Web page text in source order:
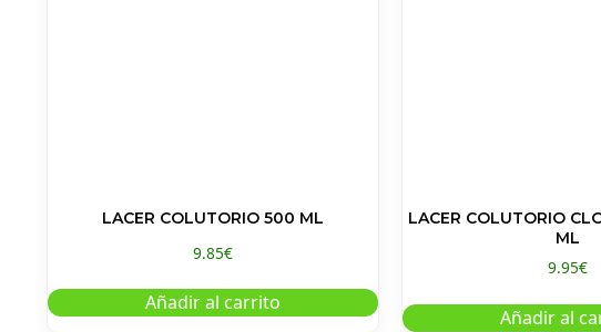
LACER COLUTORIO 500 ML
9.85€
Añadir al carrito
LACER COLUTORIO
ML
9.95€
Añadir al